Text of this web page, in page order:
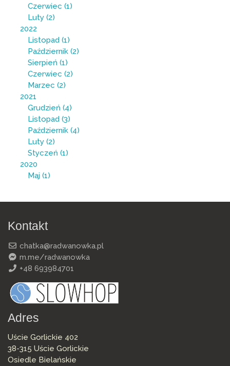
Czerwiec (1)
Luty (2)
2022
Listopad (1)
Październik (2)
Sierpień (1)
Czerwiec (2)
Marzec (2)
2021
Grudzień (4)
Listopad (3)
Październik (4)
Luty (2)
Styczeń (1)
2020
Maj (1)
Kontakt
chatka@radwanowka.pl
m.me/radwanowka
+48 693984701
Adres
Uście Gorlickie 402
38-315 Uście Gorlickie
Osiedle Bielańskie